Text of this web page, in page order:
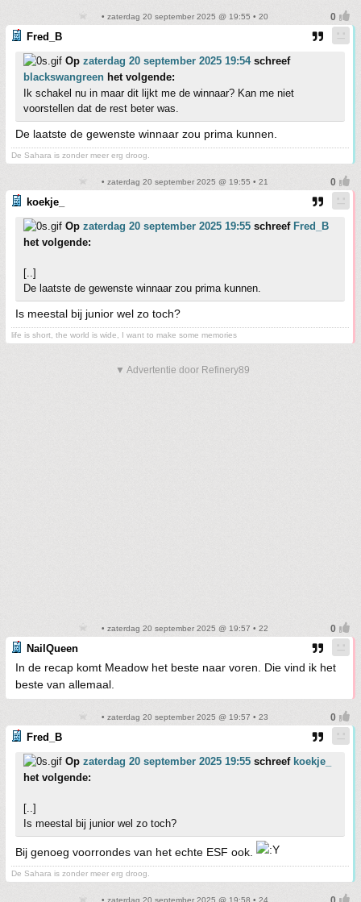
• zaterdag 20 september 2025 @ 19:55 • 20
Fred_B
Op zaterdag 20 september 2025 19:54schreef
blackswangreen het volgende:
Ik schakel nu in maar dit lijkt me de winnaar? Kan me niet
voorstellen dat de rest beter was.
De laatste de gewenste winnaar zou prima kunnen.
De Sahara is zonder meer erg droog.
• zaterdag 20 september 2025 @ 19:55 • 21
koekje_
Op zaterdag 20 september 2025 19:55 schreef Fred_B
het volgende:
[..]
De laatste de gewenste winnaar zou prima kunnen.
Is meestal bij junior wel zo toch?
life is short, the world is wide, I want to make some memories
▼ Advertentie door Refinery89
• zaterdag 20 september 2025 @ 19:57 • 22
NailQueen
In de recap komt Meadow het beste naar voren. Die vind ik het
beste van allemaal.
• zaterdag 20 september 2025 @ 19:57 • 23
Fred_B
Op zaterdag 20 september 2025 19:55 schreef koekje_
het volgende:
[..]
Is meestal bij junior wel zo toch?
Bij genoeg voorrondes van het echte ESF ook.
De Sahara is zonder meer erg droog.
• zaterdag 20 september 2025 @ 19:58 • 24